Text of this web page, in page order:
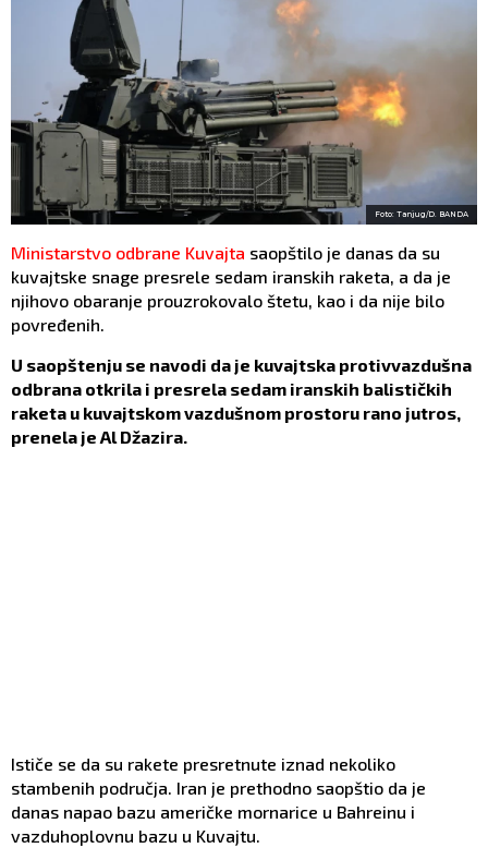
Foto: Tanjug/D. BANDA
Ministarstvo odbrane Kuvajta saopštilo je danas da su
kuvajtske snage presrele sedam iranskih raketa, a da je
njihovo obaranje prouzrokovalo štetu, kao i da nije bilo
povređenih.
U saopštenju se navodi da je kuvajtska protivvazdušna
odbrana otkrila i presrela sedam iranskih balističkih
raketa u kuvajtskom vazdušnom prostoru rano jutros,
prenela je Al Džazira.
Ističe se da su rakete presretnute iznad nekoliko
stambenih područja. Iran je prethodno saopštio da je
danas napao bazu američke mornarice u Bahreinu i
vazduhoplovnu bazu u Kuvajtu.